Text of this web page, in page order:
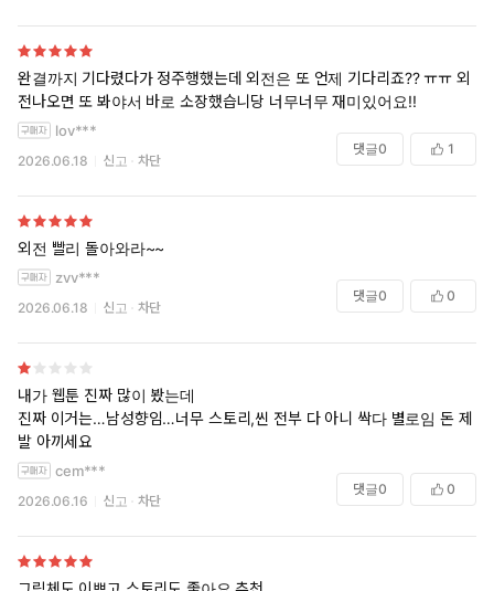
완결까지 기다렸다가 정주행했는데 외전은 또 언제 기다리죠?? ㅠㅠ 외
전나오면 또 봐야서 바로 소장했습니당 너무너무 재미있어요!!
lov***
2026.06.18 신고 차단
댓글0 1
외전 빨리 돌아와라~~
zvv***
2026.06.18 신고 차단
댓글0 0
내가 웹툰 진짜 많이 봤는데
진짜 이거는…남성향임…너무 스토리,씬 전부 다 아니 싹다 별로임 돈 제
발 아끼세요
cem***
2026.06.16 신고 차단
댓글0 0